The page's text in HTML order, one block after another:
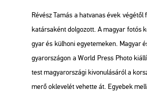
Ré­vész Tamás a hat­va­nas évek
ka­tár­sa­ként dol­go­zott. A ma­gyar fotós
gyar és kül­ho­ni egye­te­me­ken. Ma­gyar
gyar­or­szá­gon a World Press Photo
test ma­gyar­or­szá­gi ki­vo­nu­lá­sá­ról a
me­rő ok­le­ve­lét ve­het­te át. Egye­bek